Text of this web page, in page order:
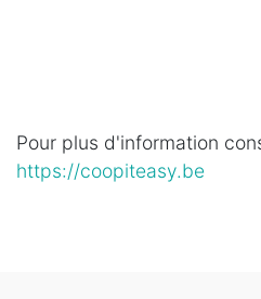
Pour plus d'information
https://coopiteasy.be